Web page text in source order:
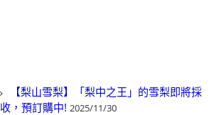
【梨山雪梨】「梨中之王」的雪梨即將採
收，預訂購中! 2025/11/30